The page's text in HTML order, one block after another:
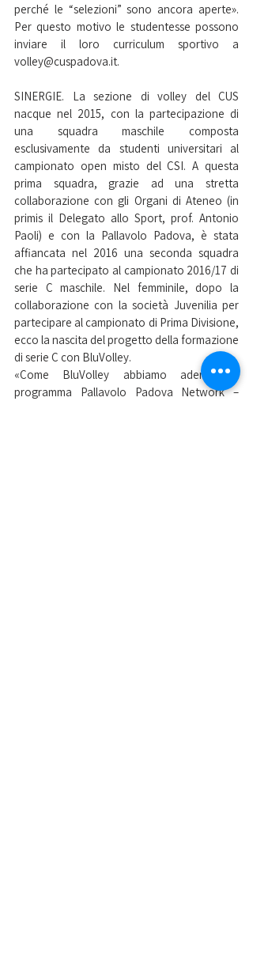
perché le “selezioni” sono ancora aperte».
Per questo motivo le studentesse possono
inviare il loro curriculum sportivo a
volley@cuspadova.it.
SINERGIE. La sezione di volley del CUS
nacque nel 2015, con la partecipazione di
una squadra maschile composta
esclusivamente da studenti universitari al
campionato open misto del CSI. A questa
prima squadra, grazie ad una stretta
collaborazione con gli Organi di Ateneo (in
primis il Delegato allo Sport, prof. Antonio
Paoli) e con la Pallavolo Padova, è stata
affiancata nel 2016 una seconda squadra
che ha partecipato al campionato 2016/17 di
serie C maschile. Nel femminile, dopo la
collaborazione con la società Juvenilia per
partecipare al campionato di Prima Divisione,
ecco la nascita del progetto della formazione
di serie C con BluVolley.
«Come BluVolley abbiamo aderito al
programma Pallavolo Padova Network –